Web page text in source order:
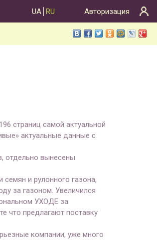
UA RU Авторизация
страниц самой актуальной
актуальные данные с
отдельно вынесены
и рулонного газона,
за газоном. Увеличился
УХОДЕ за
что предлагают поставку
компании, уже много